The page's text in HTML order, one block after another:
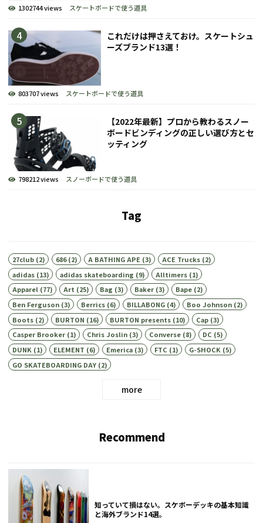
1302744 views スケートボードで使う道具
これだけは押さえておけ。スケートシュ
ーズブランド13選！
803707 views スケートボードで使う道具
【2022年最新】プロから教わるスノー
ボードビンディングの正しい選び方とセ
ッティング
798212 views スノーボードで使う道具
Tag
27club(2) 686(2) A BATHING APE (3) ACE Trucks(2)
adidas(13) adidas skateboarding (9) Alltimers(1)
Apparel(77) Art (25) Bag (3) Baker(3) Bape(2)
Ben Ferguson(3) Berrics(6) BILLABONG(4) Boo Johnson(2)
Boots(2) BURTON (16) BURTON presents(10) Cap(3)
Casper Brooker(1) Chris Joslin(3) Converse(8) DC (5)
DUNK (1) ELEMENT (6) Emerica(3) FTC (1) G-SHOCK (5)
GO SKATEBOARDING DAY(2)
more
Recommend
知っていて損はない。スケボーデッキの基本知識
と海外ブランド14選。